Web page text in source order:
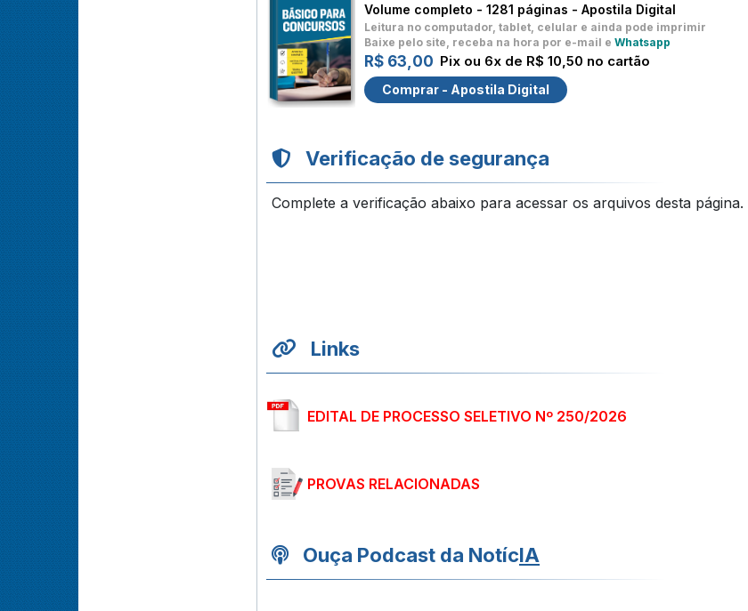
Volume completo - 1281 páginas - Apostila Digital
Leitura no computador, tablet, celular e ainda pode imprimir
Baixe pelo site, receba na hora por e-mail e Whatsapp
R$ 63,00 Pix ou 6x de R$ 10,50 no cartão
Comprar - Apostila Digital
Verificação de segurança
Complete a verificação abaixo para acessar os arquivos desta página.
Links
EDITAL DE PROCESSO SELETIVO Nº 250/2026
PROVAS RELACIONADAS
Ouça Podcast da NotícIA